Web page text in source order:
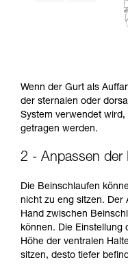
Wenn der Gurt als
der sternalen oder
System verwendet
getragen werden.
2 - Anpassen der
Die Beinschlaufen
nicht zu eng sitzen. Der
Hand zwischen
können. Die Einstellung
Höhe der ventralen
sitzen, desto tiefer